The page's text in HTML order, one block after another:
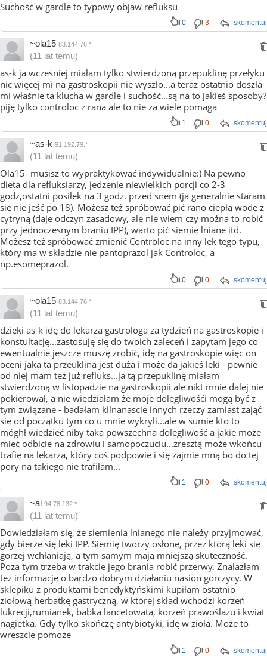
Suchość w gardle to typowy objaw refluksu
skomentuj
0 3
~ola15 83.144.76.*
(11 lat temu)
as-k ja wcześniej miałam tylko stwierdzoną przepuklinę przełyku
nic więcej mi na gastroskopii nie wyszło...a teraz ostatnio doszła
mi właśnie ta klucha w gardle i suchość...są na to jakieś sposoby?
piję tylko controloc z rana ale to nie za wiele pomaga
skomentuj
1 0
~as-k 91.192.79.*
(11 lat temu)
Ola15- musisz to wypraktykować indywidualnie:) Na pewno
dieta dla refluksiarzy, jedzenie niewielkich porcji co 2-3
godz,ostatni posiłek na 3 godz. przed snem (ja generalnie staram
się nie jeść po 18). Możesz też spróbować pić rano ciepłą wodę z
cytryną (daje odczyn zasadowy, ale nie wiem czy można to robić
przy jednoczesnym braniu IPP), warto pić siemię lniane itd.
Możesz też spróbować zmienić Controloc na inny lek tego typu,
który ma w składzie nie pantoprazol jak Controloc, a
np.esomeprazol.
skomentuj
0 0
~ola15 83.144.76.*
(11 lat temu)
dzięki as-k idę do lekarza gastrologa za tydzień na gastroskopię i
konstultację...zastosuję się do twoich zaleceń i zapytam jego co
ewentualnie jeszcze muszę zrobić, idę na gastroskopie więc on
oceni jaka ta przeuklina jest duża i może da jakieś leki - pewnie
od niej mam też już refluks...ja tą przepuklinę miałam
stwierdzoną w listopadzie na gastroskopii ale nikt mnie dalej nie
pokierował, a nie wiedziałam że moje dolegliwośći mogą być z
tym związane - badałam kilnanascie innych rzeczy zamiast zająć
się od początku tym co u mnie wykryli...ale w sumie kto to
móghł wiedzieć niby taka powszechna dolegliwość a jakie może
mieć odbicie na zdrowiu i samopoczuciu...zresztą może wkońcu
trafię na lekarza, który coś podpowie i się zajmie mną bo do tej
pory na takiego nie trafiłam...
skomentuj
1 0
~al 94.78.132.*
(11 lat temu)
Dowiedziałam się, że siemienia lnianego nie należy przyjmować,
gdy bierze się leki IPP. Siemię tworzy osłonę, przez którą leki się
gorzej wchłaniają, a tym samym mają mniejszą skuteczność.
Poza tym trzeba w trakcie jego brania robić przerwy. Znalazłam
też informację o bardzo dobrym działaniu nasion gorczycy. W
sklepiku z produktami benedyktyńskimi kupiłam ostatnio
ziołową herbatkę gastryczną, w której skład wchodzi korzeń
lukrecji,rumianek, babka lancetowata, korzeń prawoślazu i kwiat
nagietka. Gdy tylko skończę antybiotyki, idę w zioła. Może to
wreszcie pomoże
skomentuj
1 0